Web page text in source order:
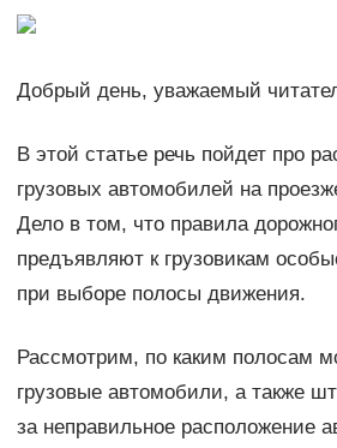
Добрый день, уважаемый
В этой статье речь пойдет про
грузовых автомобилей на
Дело в том, что правила
предъявляют к грузовикам
при выборе полосы движения.
Рассмотрим, по каким полосам
грузовые автомобили, а также
за неправильное расположение